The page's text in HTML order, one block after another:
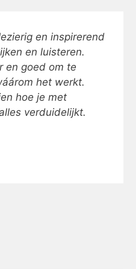
en inspirerend
en luisteren.
en goed om te
het werkt.
hoe je met
verduidelijkt.